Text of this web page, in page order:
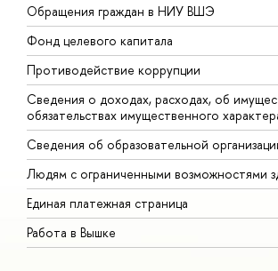
Обращения граждан в НИУ ВШЭ
Фонд целевого капитала
Противодействие коррупции
Сведения о доходах, расходах, об
обязательствах имущественного
Сведения об образовательной
Людям с ограниченными возможностями
Единая платежная страница
Работа в Вышке